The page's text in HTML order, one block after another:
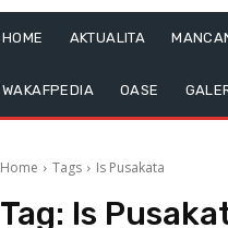
HOME AKTUALITA
WAKAFPEDIA OASE
Home Tags Is Pusakata
Tag: Is